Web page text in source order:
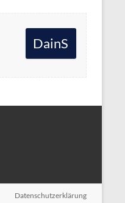
DainS
Datenschutzerklärung